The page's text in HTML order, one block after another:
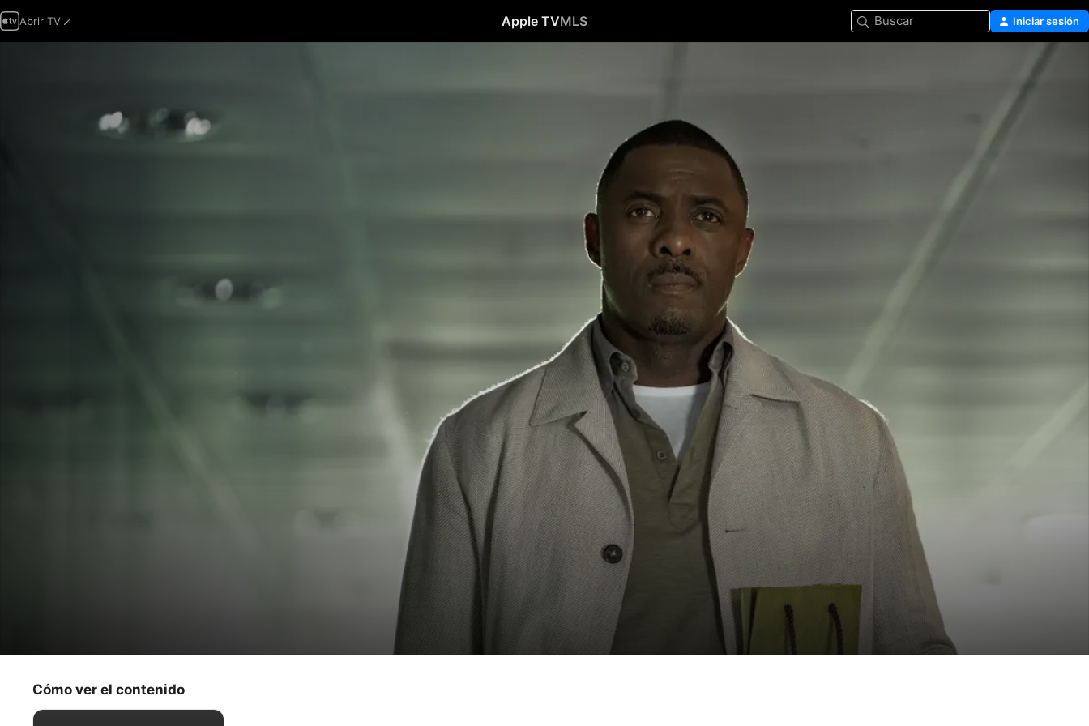
Abrir TV Apple TVMLS Buscar Iniciar sesión
Última llamada
Suspense
Cómo ver el contenido